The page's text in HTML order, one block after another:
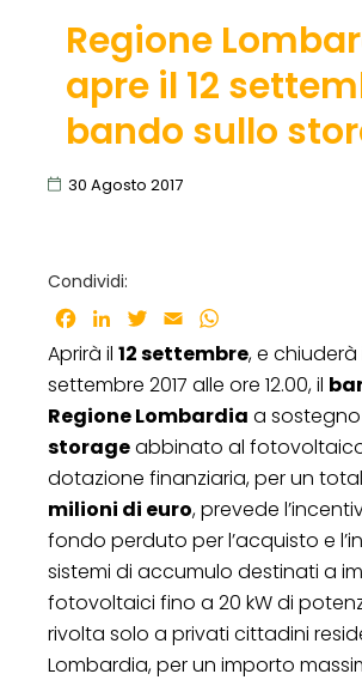
Regione
apre il 12
bando sullo
30 Agosto 2017
Condividi:
Facebook
LinkedInTwitter
Email
Aprirà il 12 settembre, e chiuderà
settembre 2017 alle ore 12.00, il
Regione Lombardia a
storageabbinato al
dotazione finanziaria, per un
milioni di euro, prevede
fondo perduto per l’acquisto e
sistemi di accumulo destinati a
fotovoltaici fino a 20 kW di
rivolta solo a privati cittadini
Lombardia, per un importo